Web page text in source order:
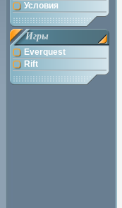
Условия
Игры
Everquest
Rift